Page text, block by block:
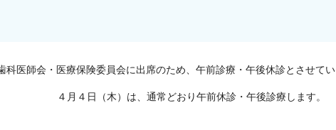
科医師会・医療保険委員会に出席のため、午前診療・午後休診とさせてい
４月４日（木）は、通常どおり午前休診・午後診療します。